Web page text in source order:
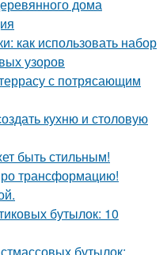
дома
как использовать набор
узоров
с потрясающим
кухню и столовую
быть стильным!
трансформацию!
бутылок: 10